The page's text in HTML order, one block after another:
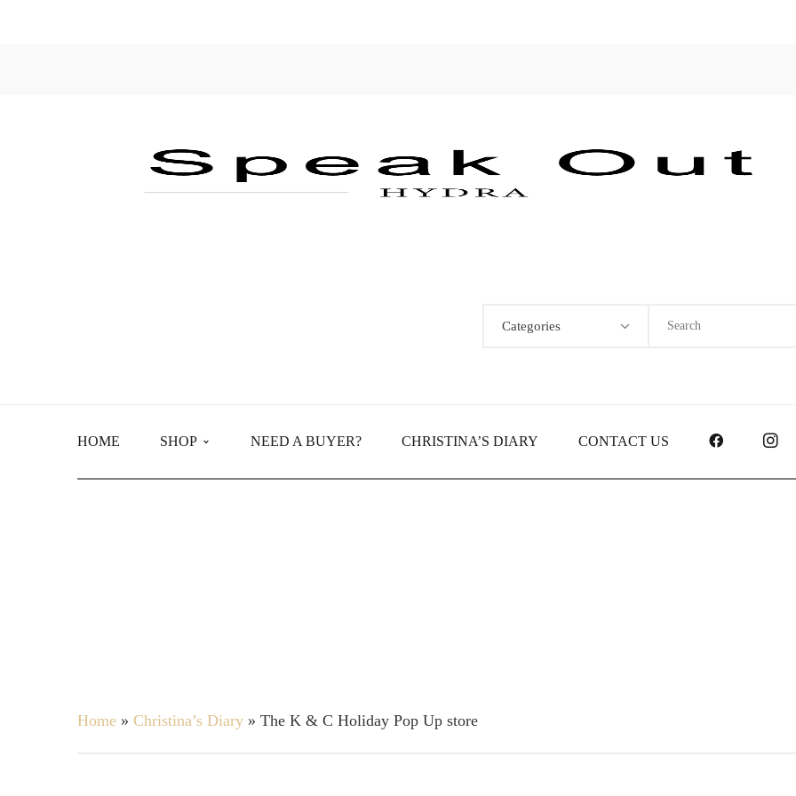
Categories
HOME SHOP NEED A BUYER? CHRISTINA’S DIARY CONTACT US FACEBOOK
Home » Christina’s Diary » The K & C Holiday Pop Up store